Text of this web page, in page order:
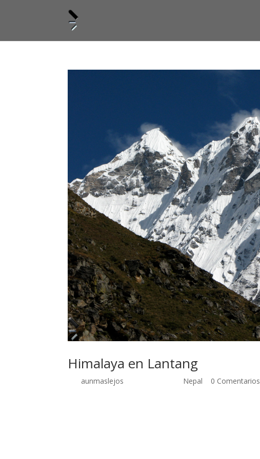
Himalaya en Lantang
aunmaslejos Nepal 0 Comentarios